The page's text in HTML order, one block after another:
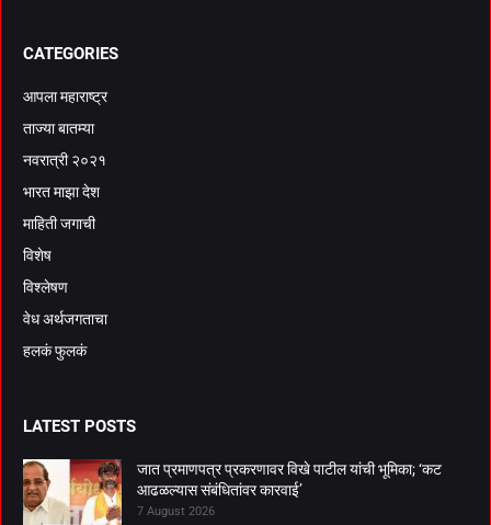
CATEGORIES
आपला महाराष्ट्र
ताज्या बातम्या
नवरात्री २०२१
भारत माझा देश
माहिती जगाची
विशेष
विश्लेषण
वेध अर्थजगताचा
हलकं फुलकं
LATEST POSTS
जात प्रमाणपत्र प्रकरणावर विखे पाटील यांची भूमिका; ‘कट
आढळल्यास संबंधितांवर कारवाई’
7 August 2026